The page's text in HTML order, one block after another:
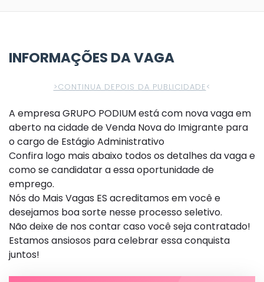
INFORMAÇÕES DA VAGA
>CONTINUA DEPOIS DA PUBLICIDADE<
A empresa GRUPO PODIUM está com nova vaga em
aberto na cidade de Venda Nova do Imigrante para
o cargo de Estágio Administrativo
Confira logo mais abaixo todos os detalhes da vaga e
como se candidatar a essa oportunidade de
emprego.
Nós do Mais Vagas ES acreditamos em você e
desejamos boa sorte nesse processo seletivo.
Não deixe de nos contar caso você seja contratado!
Estamos ansiosos para celebrar essa conquista
juntos!